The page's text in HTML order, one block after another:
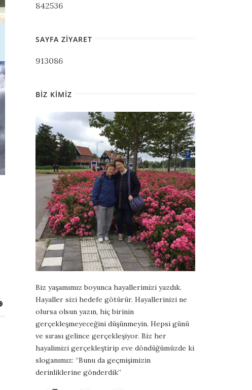
842536
SAYFA ZIYARET
913086
BIZ KIMIZ
Biz yaşamımız boyunca hayallerimizi yazdık.
Hayaller sizi hedefe götürür. Hayallerinizi ne
olursa olsun yazın, hiç birinin
gerçekleşmeyeceğini düşünmeyin. Hepsi günü
ve sırası gelince gerçekleşiyor. Biz her
hayalimizi gerçekleştirip eve döndüğümüzde ki
sloganımız: “Bunu da geçmişimizin
derinliklerine gönderdik”